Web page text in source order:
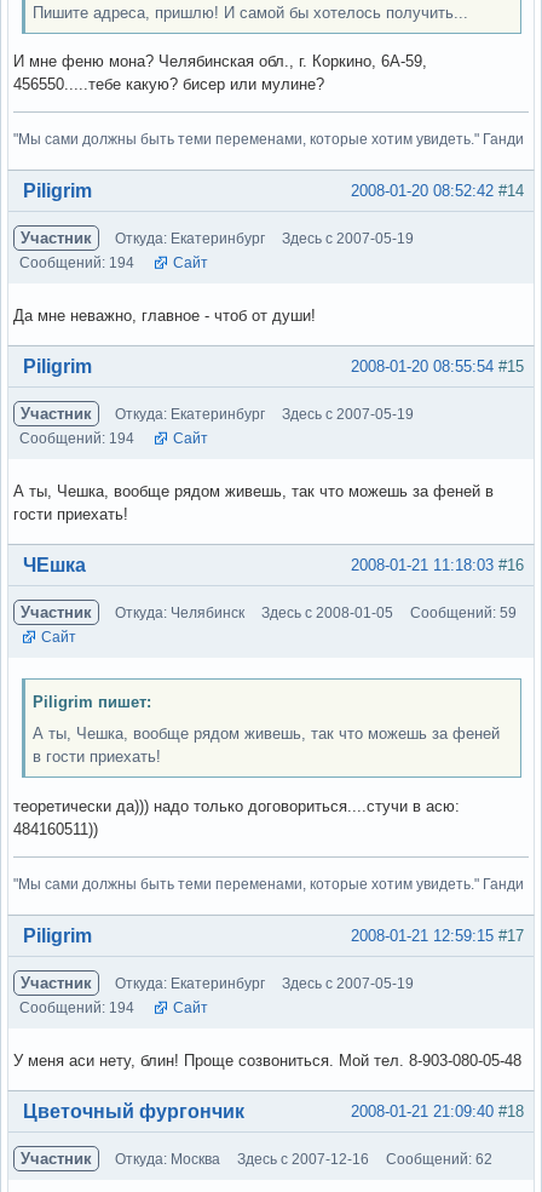
Пишите адреса, пришлю! И самой бы хотелось получить...
И мне феню мона? Челябинская обл., г. Коркино, 6А-59,
456550.....тебе какую? бисер или мулине?
"Мы сами должны быть теми переменами, которые хотим увидеть." Ганди
Вне форума #14
2008-01-20 08:52:42
Piligrim
Участник Откуда: Екатеринбург
Здесь с 2007-05-19
Сообщений: 194
Сайт
Да мне неважно, главное - чтоб от души!
Вне форума #15
2008-01-20 08:55:54
Piligrim
Участник Откуда: Екатеринбург
Здесь с 2007-05-19
Сообщений: 194
Сайт
А ты, Чешка, вообще рядом живешь, так что можешь за феней в
гости приехать!
Вне форума #16
2008-01-21 11:18:03
ЧЕшка
Участник Откуда: Челябинск Здесь с 2008-01-05
Сообщений: 59
Сайт
Piligrim пишет:
А ты, Чешка, вообще рядом живешь, так что можешь за феней
в гости приехать!
теоретически да))) надо только договориться....стучи в асю:
484160511))
"Мы сами должны быть теми переменами, которые хотим увидеть." Ганди
Вне форума #17
2008-01-21 12:59:15
Piligrim
Участник Откуда: Екатеринбург
Здесь с 2007-05-19
Сообщений: 194
Сайт
У меня аси нету, блин! Проще созвониться. Мой тел. 8-903-080-05-48
Вне форума #18
2008-01-21 21:09:40
Цветочный фургончик
Участник Откуда: Москва Здесь с 2007-12-16 Сообщений: 62